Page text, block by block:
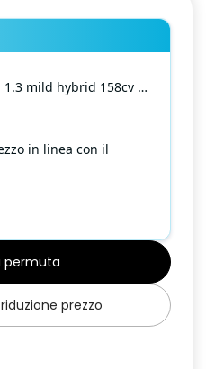
1.3 mild hybrid 158cv tekna+ 4wd xtronic
in linea con il
permuta
prezzo